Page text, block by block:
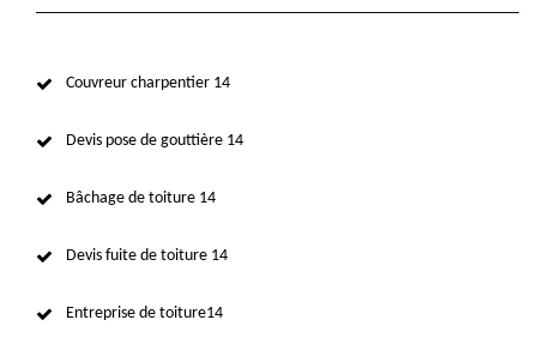
Couvreur charpentier 14
Devis pose de gouttière 14
Bâchage de toiture 14
Devis fuite de toiture 14
Entreprise de toiture14